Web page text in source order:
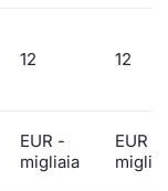
12 12
EUR -
migliaia
EUR -